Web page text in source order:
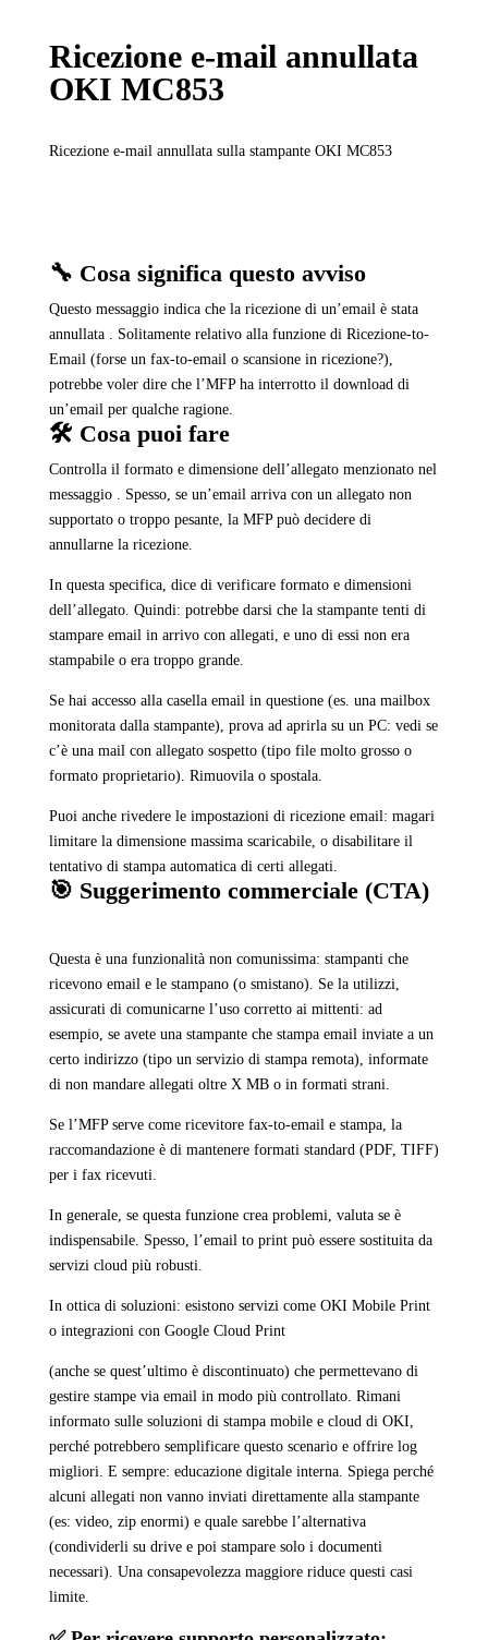
Ricezione e-mail annullata
OKI MC853
Ricezione e-mail annullata sulla stampante OKI MC853
🔧 Cosa significa questo avviso
Questo messaggio indica che la ricezione di un’email è stata
annullata . Solitamente relativo alla funzione di Ricezione-to-
Email (forse un fax-to-email o scansione in ricezione?),
potrebbe voler dire che l’MFP ha interrotto il download di
un’email per qualche ragione.
🛠️ Cosa puoi fare
Controlla il formato e dimensione dell’allegato menzionato nel
messaggio . Spesso, se un’email arriva con un allegato non
supportato o troppo pesante, la MFP può decidere di
annullarne la ricezione.
In questa specifica, dice di verificare formato e dimensioni
dell’allegato. Quindi: potrebbe darsi che la stampante tenti di
stampare email in arrivo con allegati, e uno di essi non era
stampabile o era troppo grande.
Se hai accesso alla casella email in questione (es. una mailbox
monitorata dalla stampante), prova ad aprirla su un PC: vedi se
c’è una mail con allegato sospetto (tipo file molto grosso o
formato proprietario). Rimuovila o spostala.
Puoi anche rivedere le impostazioni di ricezione email: magari
limitare la dimensione massima scaricabile, o disabilitare il
tentativo di stampa automatica di certi allegati.
🎯 Suggerimento commerciale (CTA)
Questa è una funzionalità non comunissima: stampanti che
ricevono email e le stampano (o smistano). Se la utilizzi,
assicurati di comunicarne l’uso corretto ai mittenti: ad
esempio, se avete una stampante che stampa email inviate a un
certo indirizzo (tipo un servizio di stampa remota), informate
di non mandare allegati oltre X MB o in formati strani.
Se l’MFP serve come ricevitore fax-to-email e stampa, la
raccomandazione è di mantenere formati standard (PDF, TIFF)
per i fax ricevuti.
In generale, se questa funzione crea problemi, valuta se è
indispensabile. Spesso, l’email to print può essere sostituita da
servizi cloud più robusti.
In ottica di soluzioni: esistono servizi come OKI Mobile Print
o integrazioni con Google Cloud Print
(anche se quest’ultimo è discontinuato) che permettevano di
gestire stampe via email in modo più controllato. Rimani
informato sulle soluzioni di stampa mobile e cloud di OKI,
perché potrebbero semplificare questo scenario e offrire log
migliori. E sempre: educazione digitale interna. Spiega perché
alcuni allegati non vanno inviati direttamente alla stampante
(es: video, zip enormi) e quale sarebbe l’alternativa
(condividerli su drive e poi stampare solo i documenti
necessari). Una consapevolezza maggiore riduce questi casi
limite.